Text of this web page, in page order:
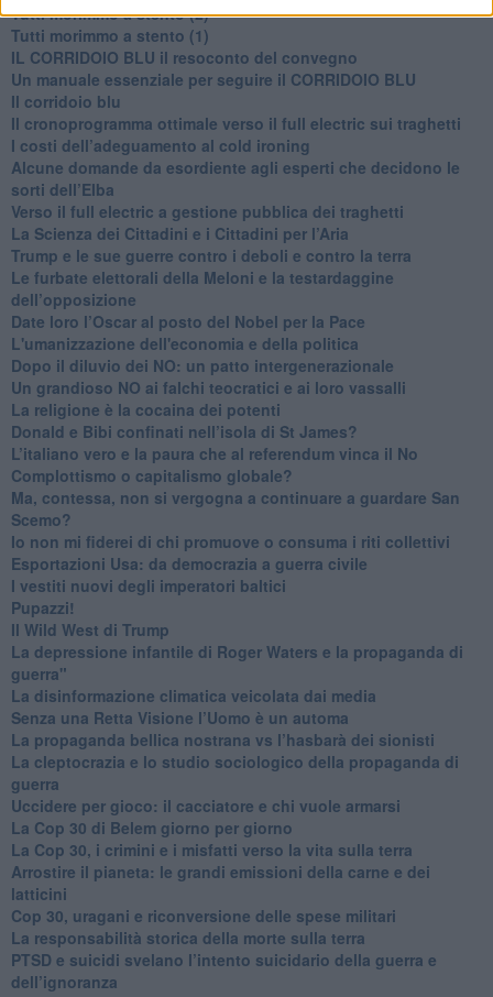
Tutti morimmo a stento (2)
​Tutti morimmo a stento (1)
IL CORRIDOIO BLU il resoconto del convegno
Un manuale essenziale per seguire il CORRIDOIO BLU
Il corridoio blu
​Il cronoprogramma ottimale verso il full electric sui traghetti
​I costi dell’adeguamento al cold ironing
Alcune domande da esordiente agli esperti che decidono le
sorti dell’Elba
Verso il full electric a gestione pubblica dei traghetti​
​La Scienza dei Cittadini e i Cittadini per l’Aria
Trump e le sue guerre contro i deboli e contro la terra
​Le furbate elettorali della Meloni e la testardaggine
dell’opposizione
​Date loro l’Oscar al posto del Nobel per la Pace
L'umanizzazione dell'economia e della politica
​Dopo il diluvio dei NO: un patto intergenerazionale
​Un grandioso NO ai falchi teocratici e ai loro vassalli
La religione è la cocaina dei potenti
Donald e Bibi confinati nell’isola di St James?
L’italiano vero e la paura che al referendum vinca il No
​Complottismo o capitalismo globale?
​Ma, contessa, non si vergogna a continuare a guardare San
Scemo?
​Io non mi fiderei di chi promuove o consuma i riti collettivi
Esportazioni Usa: da democrazia a guerra civile
​I vestiti nuovi degli imperatori baltici
​Pupazzi!
​Il Wild West di Trump
​La depressione infantile di Roger Waters e la propaganda di
guerra"
​La disinformazione climatica veicolata dai media
Senza una Retta Visione l’Uomo è un automa
​La propaganda bellica nostrana vs l’hasbarà dei sionisti
​La cleptocrazia e lo studio sociologico della propaganda di
guerra
​Uccidere per gioco: il cacciatore e chi vuole armarsi
​La Cop 30 di Belem giorno per giorno
La Cop 30, i crimini e i misfatti verso la vita sulla terra
Arrostire il pianeta: le grandi emissioni della carne e dei
latticini
​Cop 30, uragani e riconversione delle spese militari
La responsabilità storica della morte sulla terra
PTSD e suicidi svelano l’intento suicidario della guerra e
dell’ignoranza